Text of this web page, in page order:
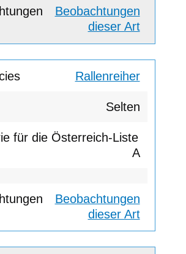
Beobachtungen
dieser Art
Rallenreiher
Selten
A
Beobachtungen
dieser Art